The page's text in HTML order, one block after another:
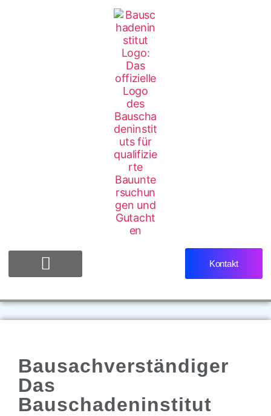
Kontakt
Bausachverständiger
Das
Bauschadeninstitut